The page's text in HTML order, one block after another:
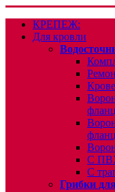
КРЕПЕЖ:
Для кровли
С
С
Грибки